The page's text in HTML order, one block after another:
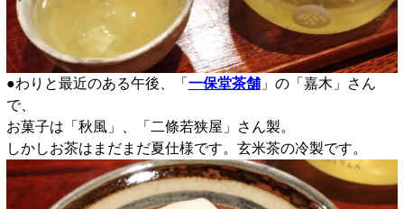
●わりと最近のある午後、「 一保堂茶舗」の「嘉木」さん
で、
お菓子は「秋風」、「二條若狭屋」さん製。
しかしお茶はまだまだ夏仕様です。玄米茶の冷製です。